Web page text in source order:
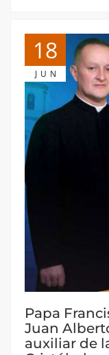
18
JUN
Papa
Juan
auxiliar de